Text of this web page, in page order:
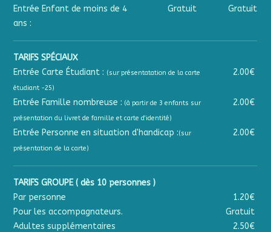
Entrée Enfant de moins de 4
ans :
Gratuit Gratuit
TARIFS SPÉCIAUX
Entrée Carte Étudiant : (sur présentatation de la carte
étudiant -25)
2.00€
Entrée Famille nombreuse : (à partir de 3 enfants sur
présentation du livret de famille et carte d'identité)
2.00€
Entrée Personne en situation d'handicap :(sur
présentation de la carte)
2.00€
TARIFS GROUPE ( dès 10 personnes )
Par personne
1.20€
Pour les accompagnateurs.
Gratuit
Adultes supplémentaires
2.50€